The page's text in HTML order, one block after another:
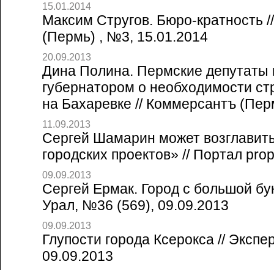
15.01.2014
Максим Стругов. Бюро-кратность
(Пермь) , №3, 15.01.2014
20.09.2013
Дина Полина. Пермские депутаты
губернатором о необходимости
на Бахаревке // Коммерсантъ
11.09.2013
Сергей Шамарин может
городских проектов» // Портал
09.09.2013
Сергей Ермак. Город с большой
Урал, №36 (569), 09.09.2013
09.09.2013
Глупости города Ксерокса //
09.09.2013